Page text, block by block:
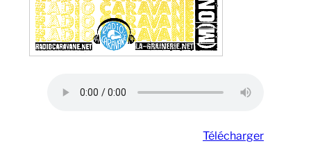
Télécharger